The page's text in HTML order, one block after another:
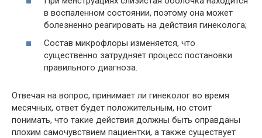
в воспаленном состоянии, поэтому она может
болезненно реагировать на действия гинеколога;
Состав микрофлоры изменяется, что
существенно затрудняет процесс постановки
правильного диагноза.
Отвечая на вопрос, принимает ли гинеколог во время
месячных, ответ будет положительным, но стоит
понимать, что такие действия должны быть оправданы
плохим самочувствием пациентки, а также существует